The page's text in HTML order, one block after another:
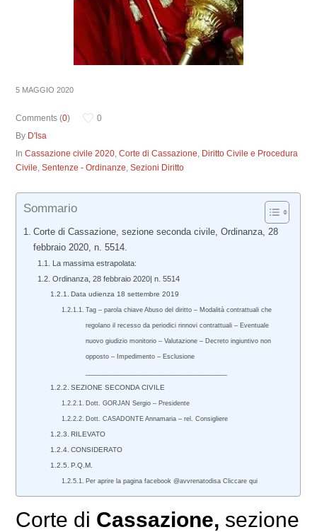
5 MAGGIO 2020
Comments (0)
0
By D'Isa
InCassazione civile 2020,Corte di Cassazione, Diritto Civile e Procedura
Civile,Sentenze - Ordinanze,Sezioni Diritto
Sommario
Corte di Cassazione, sezione seconda civile, Ordinanza, 28
febbraio 2020, n. 5514.
La massima estrapolata:
Ordinanza, 28 febbraio 2020| n. 5514
Data udienza 18 settembre 2019
Tag – parola chiave Abuso del diritto – Modalità contrattuali che
regolano il recesso da periodici rinnovi contrattuali – Eventuale
nuovo giudizio monitorio – Valutazione – Decreto ingiuntivo non
opposto – Impedimento – Esclusione
SEZIONE SECONDA CIVILE
Dott. GORJAN Sergio – Presidente
Dott. CASADONTE Annamaria – rel. Consigliere
RILEVATO
CONSIDERATO
P.Q.M.
Per aprire la pagina facebook @avvrenatodisa Cliccare qui
Corte di Cassazione, sezione